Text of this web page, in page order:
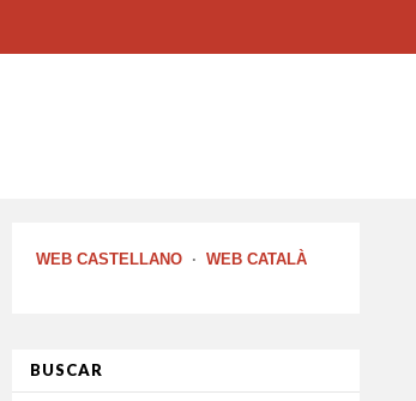
WEB CASTELLANO · WEB CATALÀ
BUSCAR